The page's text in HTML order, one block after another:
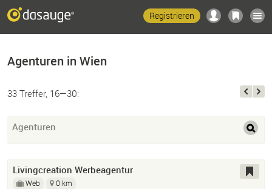
Registrieren
Agenturen in Wien
33 Treffer, 16—30:
Agenturen
Livingcreation Werbeagentur
Web 0 km